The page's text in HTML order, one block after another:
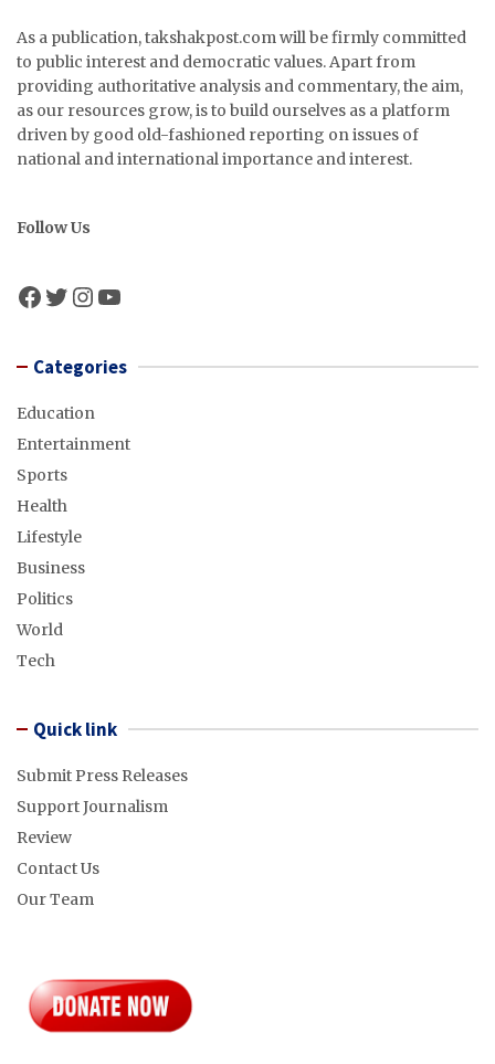
As a publication, takshakpost.com will be firmly committed
to public interest and democratic values. Apart from
providing authoritative analysis and commentary, the aim,
as our resources grow, is to build ourselves as a platform
driven by good old-fashioned reporting on issues of
national and international importance and interest.
Follow Us
Facebook
Twitter
Instagram
YouTube
Categories
Education
Entertainment
Sports
Health
Lifestyle
Business
Politics
World
Tech
Quick link
Submit Press Releases
Support Journalism
Review
Contact Us
Our Team